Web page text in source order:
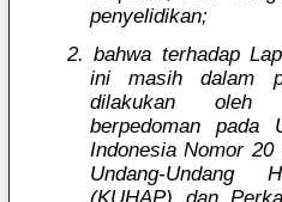
penyelidikan;
2. bahwa terhadap
ini masih dalam
dilakukan oleh
berpedoman pada
Indonesia Nomor 20
Undang-Undang